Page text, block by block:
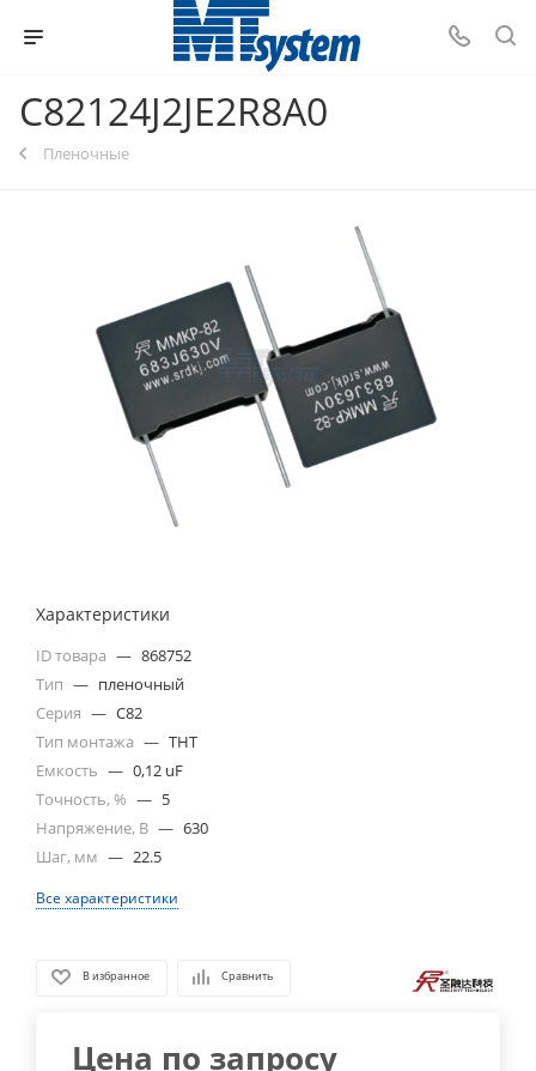
C82124J2JE2R8A0
Пленочные
Характеристики
ID товара — 868752
Тип — пленочный
Серия — C82
Тип монтажа — THT
Емкость — 0,12 uF
Точность, % — 5
Напряжение, В — 630
Шаг, мм — 22.5
Все характеристики
В избранное Сравнить
Цена по запросу